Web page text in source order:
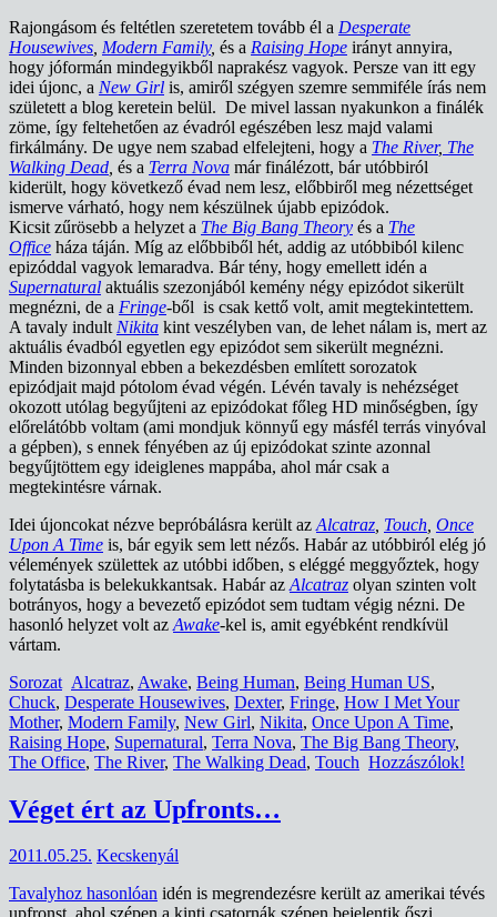
Rajongásom és feltétlen szeretetem tovább él a Desperate
Housewives Modern Family, és a Raising Hope irányt annyira,
hogy jóformán mindegyikből naprakész vagyok. Persze van itt egy
idei újonc, a New Girl is, amiről szégyen szemre semmiféle írás nem
született a blog keretein belül. De mivel lassan nyakunkon a finálék
zöme, így feltehetően az évadról egészében lesz majd valami
firkálmány. De ugye nem szabad elfelejteni, hogy a The River, The
Walking Dead és a Terra Nova már finálézott, bár utóbbiról
kiderült, hogy következő évad nem lesz, előbbiről meg nézettséget
ismerve várható, hogy nem készülnek újabb epizódok.
Kicsit zűrösebb a helyzet a The Big Bang Theory és a The
Office háza táján. Míg az előbbiből hét, addig az utóbbiból kilenc
epizóddal vagyok lemaradva. Bár tény, hogy emellett idén a
Supernatural aktuális szezonjából kemény négy epizódot sikerült
megnézni, de a Fringe-ből is csak kettő volt, amit megtekintettem.
A tavaly indult Nikita kint veszélyben van, de lehet nálam is, mert az
aktuális évadból egyetlen egy epizódot sem sikerült megnézni.
Minden bizonnyal ebben a bekezdésben említett sorozatok
epizódjait majd pótolom évad végén. Lévén tavaly is nehézséget
okozott utólag begyűjteni az epizódokat főleg HD minőségben, így
előrelátóbb voltam (ami mondjuk könnyű egy másfél terrás vinyóval
a gépben), s ennek fényében az új epizódokat szinte azonnal
begyűjtöttem egy ideiglenes mappába, ahol már csak a
megtekintésre várnak.
Idei újoncokat nézve bepróbálásra került az Alcatraz Touch Once
Upon A Time is, bár egyik sem lett nézős. Habár az utóbbiról elég jó
vélemények születtek az utóbbi időben, s eléggé meggyőztek, hogy
folytatásba is belekukkantsak. Habár az Alcatraz olyan szinten volt
botrányos, hogy a bevezető epizódot sem tudtam végig nézni. De
hasonló helyzet volt az Awake-kel is, amit egyébként rendkívül
vártam.
Sorozat Alcatraz, Awake, Being Human, Being Human US,
Chuck, Desperate Housewives, Dexter, Fringe, How I Met Your
Mother, Modern Family, New Girl, Nikita, Once Upon A Time,
Raising Hope, Supernatural, Terra Nova, The Big Bang Theory,
The Office, The River, The Walking Dead, Touch Hozzászólok!
Véget ért az Upfronts…
2011.05.25. Kecskenyál
Tavalyhoz hasonlóan idén is megrendezésre került az amerikai tévés